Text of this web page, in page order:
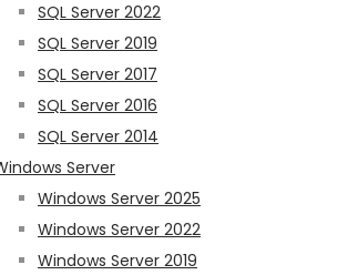
SQL Server 2022
SQL Server 2019
SQL Server 2017
SQL Server 2016
SQL Server 2014
Server
Windows Server 2025
Windows Server 2022
Windows Server 2019